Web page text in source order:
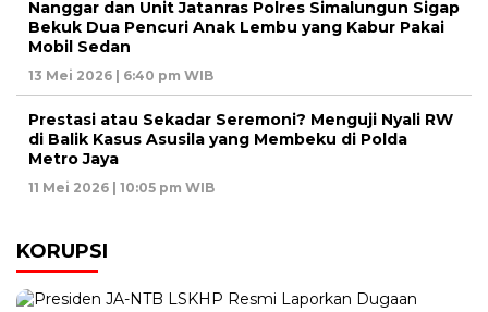
Nanggar dan Unit Jatanras Polres Simalungun Sigap
Bekuk Dua Pencuri Anak Lembu yang Kabur Pakai
Mobil Sedan
13 Mei 2026 | 6:40 pm WIB
Prestasi atau Sekadar Seremoni? Menguji Nyali RW
di Balik Kasus Asusila yang Membeku di Polda
Metro Jaya
11 Mei 2026 | 10:05 pm WIB
KORUPSI